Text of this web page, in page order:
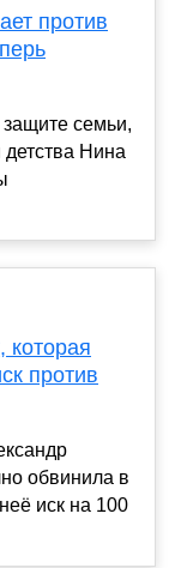
против
семьи,
Нина
против
обвинила в
иск на 100